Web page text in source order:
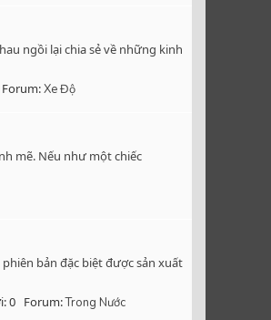
ngồi lại chia sẻ về những kinh
Forum:Xe Độ
mẽ. Nếu như một chiếc
bản đặc biệt được sản xuất
0 Forum:Trong Nước